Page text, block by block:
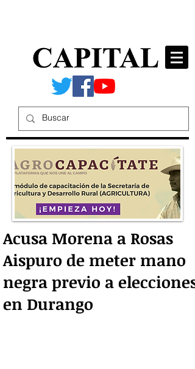
Acusa Morena a Rosas
Aispuro de meter mano
negra previo a elecciones
en Durango